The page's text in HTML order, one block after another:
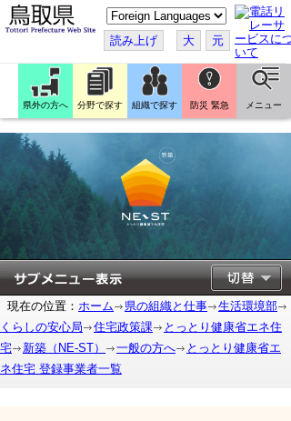
こ
の
ペ
ー
ジ
翻
訳
す
る
読み上げ 大 元
県外の方へ 分野で探す 組織で探す 防災 緊急 メニュー
現在の位置： ホーム 県の組織と仕事
生活環境部
くらしの安心局
住宅政策課
とっとり健康省エネ住
宅
新築（NE-ST） 一般の方へ
とっとり健康省エ
ネ住宅 登録事業者一覧